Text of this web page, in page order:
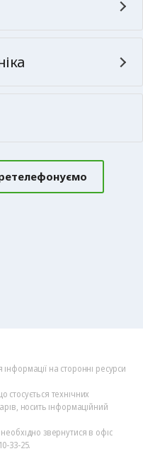
на сторонні ресурси
стосується технічних
носить інформаційний
звернутися в офіс
33-25.